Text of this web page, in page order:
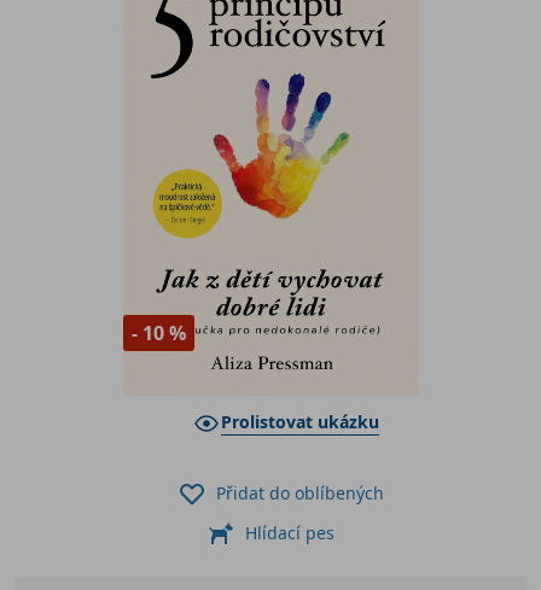
- 10 %
Prolistovat ukázku
Přidat do oblíbených
Hlídací pes